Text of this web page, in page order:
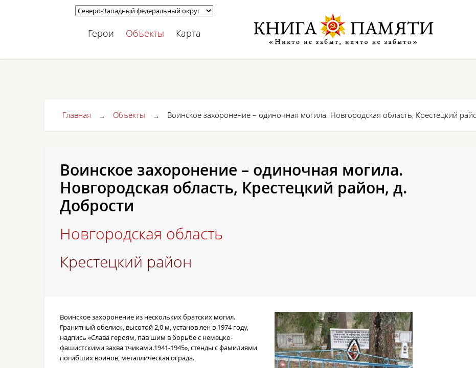
Герои Объекты Карта
Главная → Объекты → Воинское захоронение – одиночная могила. Новгородская область, Крестецкий
Воинское захоронение – одиночная могила.
Новгородская область, Крестецкий район, д.
Добрости
Новгородская область
Крестецкий район
Воинское захоронение из нескольких братских могил.
Гранитный обелиск, высотой2,0 м, установ лен в 1974 году,
надпись «Слава героям, пав шим в борьбе с немецко-
фашистскими захва тчиками.1941-1945», стенды с фамилиями
погибших воинов, металлическая ограда.